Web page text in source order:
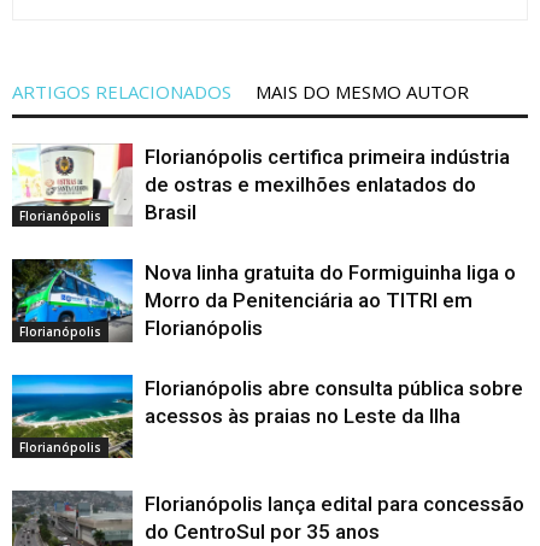
ARTIGOS RELACIONADOS MAIS DO MESMO AUTOR
Florianópolis
Florianópolis certifica primeira indústria
de ostras e mexilhões enlatados do
Brasil
Florianópolis
Nova linha gratuita do Formiguinha liga o
Morro da Penitenciária ao TITRI em
Florianópolis
Florianópolis
Florianópolis abre consulta pública sobre
acessos às praias no Leste da Ilha
Florianópolis lança edital para concessão
do CentroSul por 35 anos